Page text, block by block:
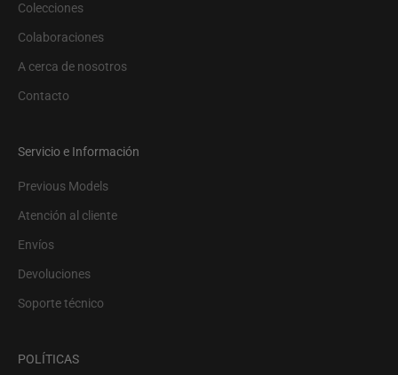
Colecciones
Colaboraciones
A cerca de nosotros
Contacto
Servicio e Información
Previous Models
Atención al cliente
Envíos
Devoluciones
Soporte técnico
POLÍTICAS